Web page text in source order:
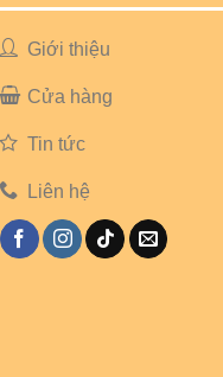
Giới thiệu
Cửa hàng
Tin tức
Liên hệ